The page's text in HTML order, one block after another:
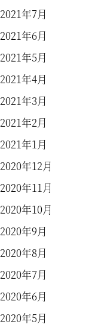
2021年7月
2021年6月
2021年5月
2021年4月
2021年3月
2021年2月
2021年1月
2020年12月
2020年11月
2020年10月
2020年9月
2020年8月
2020年7月
2020年6月
2020年5月